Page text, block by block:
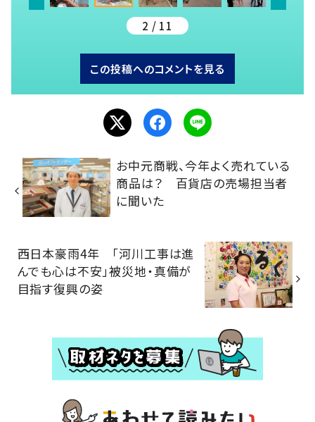
2 / 11
この投稿へのコメントを見る
お中元商戦、今年よく売れている
商品は？ 百貨店の売場担当者
に聞いた
西日本豪雨4年 「河川工事は進
んでも心は不安」被災地・真備が
目指す復興の姿